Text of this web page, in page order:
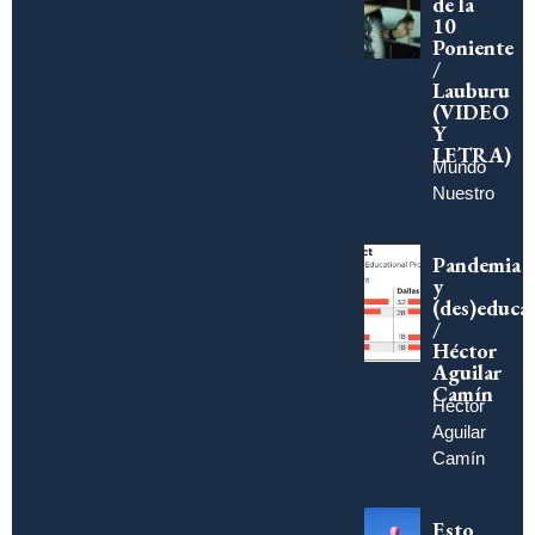
10
Poniente
/
Lauburu
(VIDEO
Y
LETRA)
Mundo
Nuestro
Pandemia
y
/
Héctor
Aguilar
Camín
Héctor
Aguilar
Camín